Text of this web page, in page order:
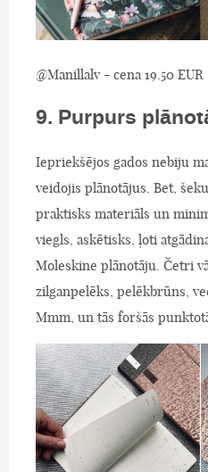
@Manillalv - cena 19.50 EUR
9. Purpurs
Iepriekšējos gados nebiju
veidojis plānotājus. Bet,
praktisks materiāls un
viegls, askētisks, ļoti
Moleskine plānotāju. Četri
zilganpelēks, pelēkbrūns,
Mmm, un tās foršās